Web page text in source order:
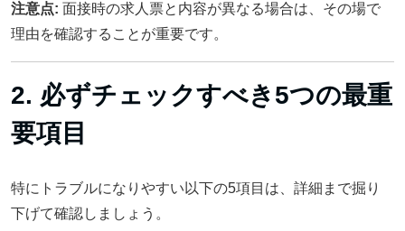
注意点: 面接時の求人票と内容が異なる場合は、その場で
理由を確認することが重要です。
2. 必ずチェックすべき5つの最重
要項目
特にトラブルになりやすい以下の5項目は、詳細まで掘り
下げて確認しましょう。